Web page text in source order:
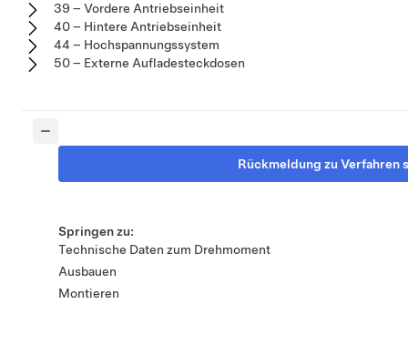
39 – Vordere Antriebseinheit
40 – Hintere Antriebseinheit
44 – Hochspannungssystem
50 – Externe Aufladesteckdosen
Rückmeldung zu Verfahren
Springen zu:
Technische Daten zum Drehmoment
Ausbauen
Montieren